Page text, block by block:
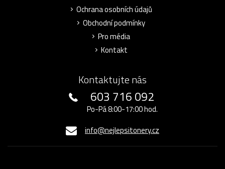
Ochrana osobních údajů
Obchodní podmínky
Pro média
Kontakt
Kontaktujte nás
603 716 092
Po-Pá 8:00-17:00 hod.
info@nejlepsitonery.cz